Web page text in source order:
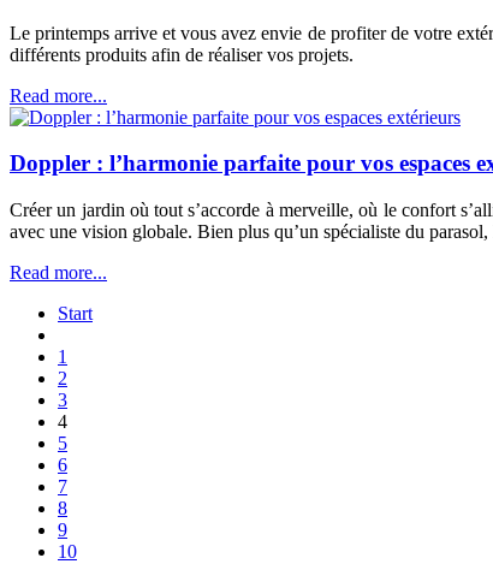
Le printemps arrive et vous avez envie de profiter de votre
différents produits afin de réaliser vos projets.
Read more...
Doppler : l’harmonie parfaite pour vos espaces
Créer un jardin où tout s’accorde à merveille, où le confort
avec une vision globale. Bien plus qu’un spécialiste du
Read more...
Start
1
2
3
4
5
6
7
8
9
10